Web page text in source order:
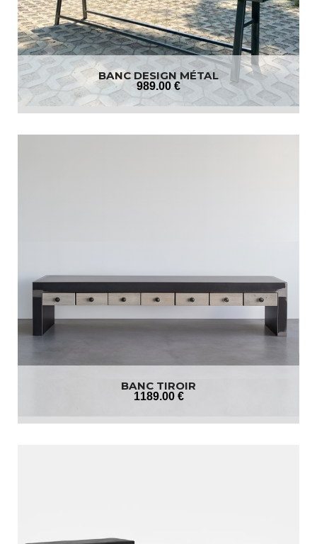
BANC DESIGN MÉTAL
989.00 €
BANC TIROIR
1189.00 €